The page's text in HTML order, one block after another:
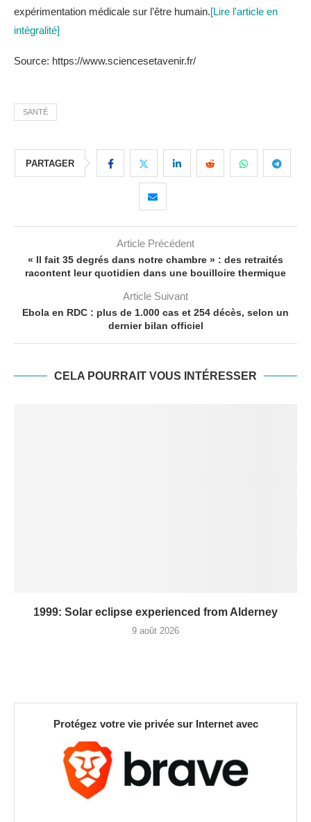
expérimentation médicale sur l’être humain.[Lire l'article en
intégralité]
Source: https://www.sciencesetavenir.fr/
SANTÉ
PARTAGER
Article Précédent
« Il fait 35 degrés dans notre chambre » : des retraités
racontent leur quotidien dans une bouilloire thermique
Article Suivant
Ebola en RDC : plus de 1.000 cas et 254 décès, selon un
dernier bilan officiel
CELA POURRAIT VOUS INTÉRESSER
1999: Solar eclipse experienced from Alderney
9 août 2026
Protégez votre vie privée sur Internet avec